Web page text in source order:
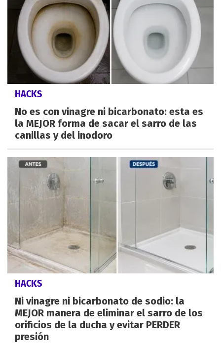
HACKS
No es con vinagre ni bicarbonato: esta es
la MEJOR forma de sacar el sarro de las
canillas y del inodoro
HACKS
Ni vinagre ni bicarbonato de sodio: la
MEJOR manera de eliminar el sarro de los
orificios de la ducha y evitar PERDER
presión